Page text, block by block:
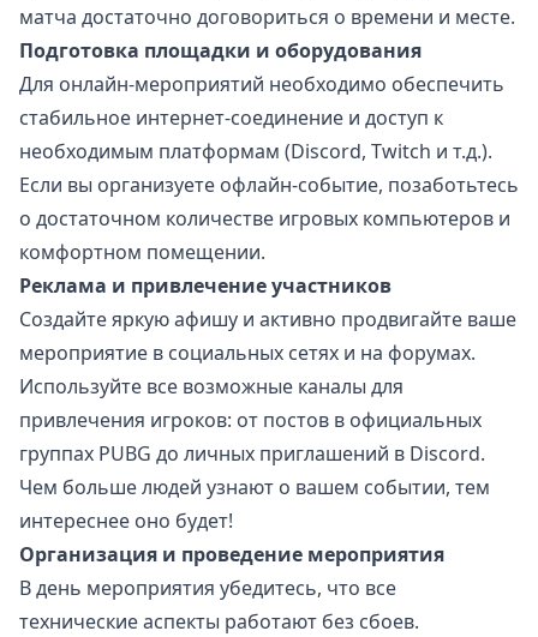
матча достаточно договориться о времени и месте.
Подготовка площадки и оборудования
Для онлайн-мероприятий необходимо обеспечить
стабильное интернет-соединение и доступ к
необходимым платформам (Discord, Twitch и т.д.).
Если вы организуете офлайн-событие, позаботьтесь
о достаточном количестве игровых компьютеров и
комфортном помещении.
Реклама и привлечение участников
Создайте яркую афишу и активно продвигайте ваше
мероприятие в социальных сетях и на форумах.
Используйте все возможные каналы для
привлечения игроков: от постов в официальных
группах PUBG до личных приглашений в Discord.
Чем больше людей узнают о вашем событии, тем
интереснее оно будет!
Организация и проведение мероприятия
В день мероприятия убедитесь, что все
технические аспекты работают без сбоев.